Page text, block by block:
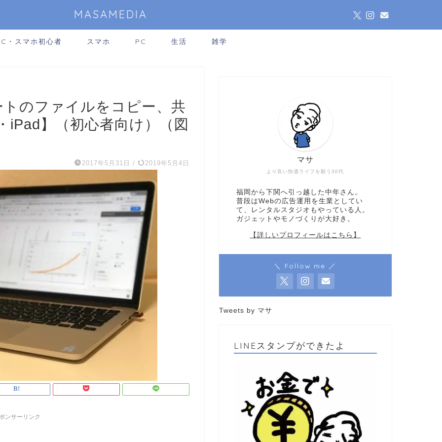
MASAMEDIA
・スマホ初心者 スマホ PC 生活 雑学
のファイルをコピー、共
iPad】（初心者向け）（図
2017年5月31日 / 2019年5月4日
ンサーリンク
より良い快適ライフを願う30代
マサ
福岡から下関へ引っ越した中年さん。
普段はWebの広告運用を生業としてい
て、レンタルスタジオもやっている人。
ガジェットやモノづくりが大好き。
【詳しいプロフィールはこちら】
＼ Follow me ／
Tweets by マサ
LINEスタンプができたよ